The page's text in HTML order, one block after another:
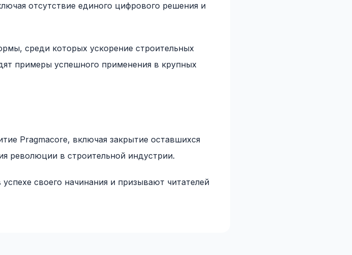
отсутствие единого цифрового решения и
среди которых ускорение строительных
примеры успешного применения в крупных
Pragmacore, включая закрытие оставшихся
революции в строительной индустрии.
своего начинания и призывают читателей